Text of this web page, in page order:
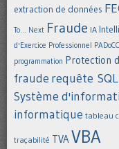
extraction de données
To... Next Fraude IA
d'Exercice Professionnel PADoCC
programmation Protection
fraude requête SQL
Système
informatique tableau
traçabilité TVAVBA